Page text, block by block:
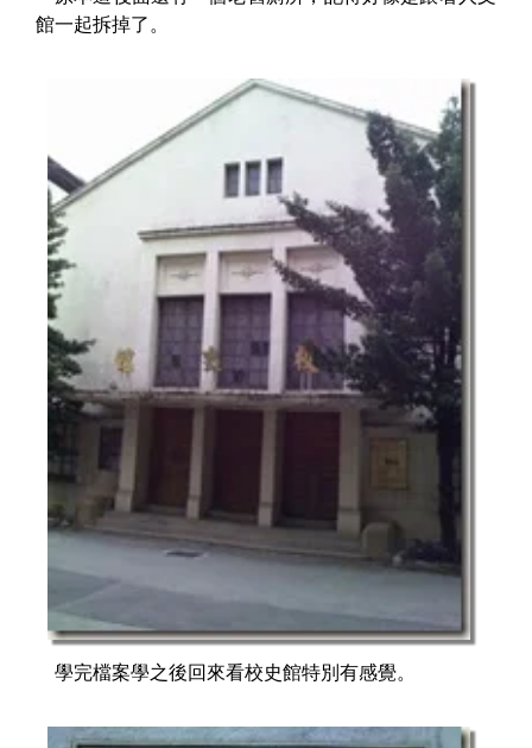
館一起拆掉了。
學完檔案學之後回來看校史館特別有感覺。